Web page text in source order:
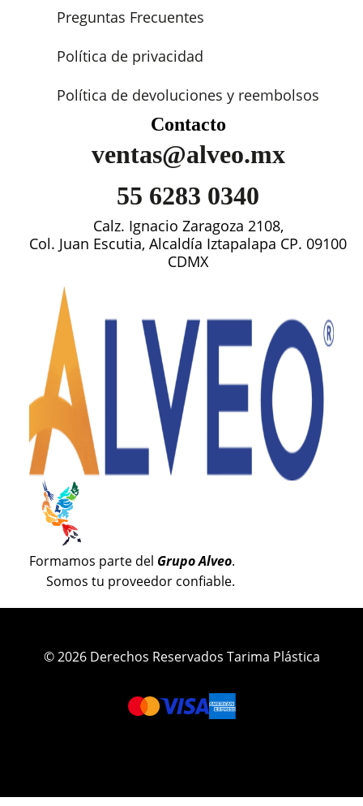
Preguntas Frecuentes
Política de privacidad
Política de devoluciones y reembolsos
Contacto
ventas@alveo.mx
55 6283 0340
Calz. Ignacio Zaragoza 2108,
Col. Juan Escutia, Alcaldía Iztapalapa CP. 09100
CDMX
Formamos parte del Grupo Alveo.
Somos tu proveedor confiable.
© 2026 Derechos Reservados Tarima Plástica